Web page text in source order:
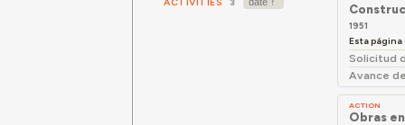
1951
Esta
Solicitud
Avance
ACTION
Obras